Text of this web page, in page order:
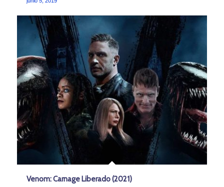
Venom: Carnage Liberado (2021)